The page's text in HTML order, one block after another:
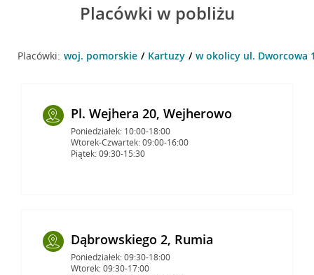
Placówki w pobliżu
Placówki: woj. pomorskie Kartuzy w okolicy ul. Dworcowa
Pl. Wejhera 20, Wejherowo
Poniedziałek: 10:00-18:00
Wtorek-Czwartek: 09:00-16:00
Piątek: 09:30-15:30
Dąbrowskiego 2, Rumia
Poniedziałek: 09:30-18:00
Wtorek: 09:30-17:00